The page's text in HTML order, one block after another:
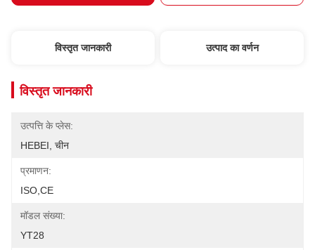
विस्तृत जानकारी उत्पाद का वर्णन
विस्तृत जानकारी
उत्पत्ति के प्लेस:
HEBEI, चीन
प्रमाणन:
ISO,CE
मॉडल संख्या:
YT28